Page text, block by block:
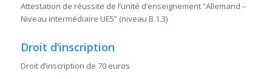
Attestation de réussite de l’unité d’enseignement “Allemand –
Niveau intermédiaire UE5” (niveau B.1.3)
Droit d’inscription
Droit d’inscription de 70 euros